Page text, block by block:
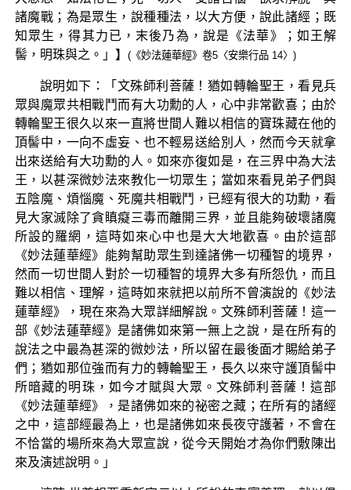
諸魔戰；為是眾生，說種種法，以大方便，說此諸經；既
知眾生，得其力已，末後乃為，說是《法華》；如王解
髻，明珠與之。」】 (《妙法蓮華經》卷5〈安樂行品 14〉)
說明如下：「文殊師利菩薩！猶如轉輪聖王，看見兵
眾與魔眾共相戰鬥而有大功勳的人，心中非常歡喜；由於
轉輪聖王很久以來一直將世間人難以相信的寶珠藏在他的
頂髻中，一向不虛妄、也不輕易送給別人，然而今天就拿
出來送給有大功勳的人。如來亦復如是，在三界中為大法
王，以甚深微妙法來教化一切眾生；當如來看見弟子們與
五陰魔、煩惱魔、死魔共相戰鬥，已經有很大的功勳，看
見大家滅除了貪瞋癡三毒而離開三界，並且能夠破壞諸魔
所設的羅網，這時如來心中也是大大地歡喜。由於這部
《妙法蓮華經》能夠幫助眾生到達諸佛一切種智的境界，
然而一切世間人對於一切種智的境界大多有所怨仇，而且
難以相信、理解，這時如來就把以前所不曾演說的《妙法
蓮華經》，現在來為大眾詳細解說。文殊師利菩薩！這一
部《妙法蓮華經》是諸佛如來第一無上之說，是在所有的
說法之中最為甚深的微妙法，所以留在最後面才賜給弟子
們；猶如那位強而有力的轉輪聖王，長久以來守護頂髻中
所暗藏的明珠，如今才賦與大眾。文殊師利菩薩！這部
《妙法蓮華經》，是諸佛如來的祕密之藏；在所有的諸經
之中，這部經最為上，也是諸佛如來長夜守護著，不會在
不恰當的場所來為大眾宣說，從今天開始才為你們敷陳出
來及演述說明。」